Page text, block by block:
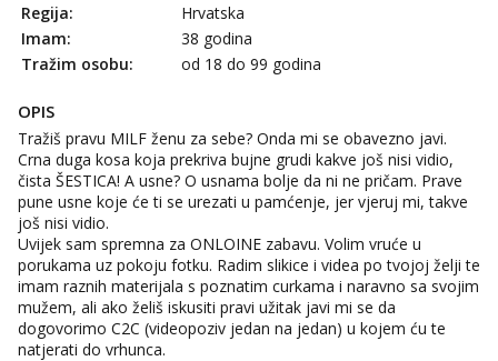
Regija:
Hrvatska
Imam:
38 godina
Tražim osobu:
od 18 do 99 godina
OPIS
Tražiš pravu MILF ženu za sebe? Onda mi se obavezno javi.
Crna duga kosa koja prekriva bujne grudi kakve još nisi vidio,
čista ŠESTICA! A usne? O usnama bolje da ni ne pričam. Prave
pune usne koje će ti se urezati u pamćenje, jer vjeruj mi, takve
još nisi vidio.
Uvijek sam spremna za ONLOINE zabavu. Volim vruće u
porukama uz pokoju fotku. Radim slikice i videa po tvojoj želji te
imam raznih materijala s poznatim curkama i naravno sa svojim
mužem, ali ako želiš iskusiti pravi užitak javi mi se da
dogovorimo C2C (videopoziv jedan na jedan) u kojem ću te
natjerati do vrhunca.